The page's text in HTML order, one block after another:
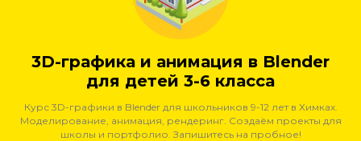
3D-графика и анимация в Blender
для детей 3-6 класса
Курс 3D-графики в Blender для школьников 9-12 лет в Химках.
Моделирование, анимация, рендеринг. Создаём проекты для
школы и портфолио. Запишитесь на пробное!